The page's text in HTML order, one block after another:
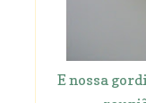
E nossa